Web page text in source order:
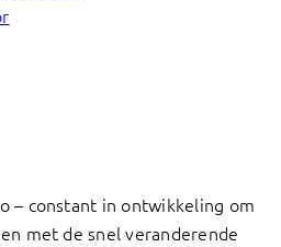
– constant in ontwikkeling om
met de snel veranderende